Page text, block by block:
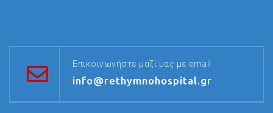
Επικοινωνήστε μαζί μας με email
info@rethymnohospital.gr